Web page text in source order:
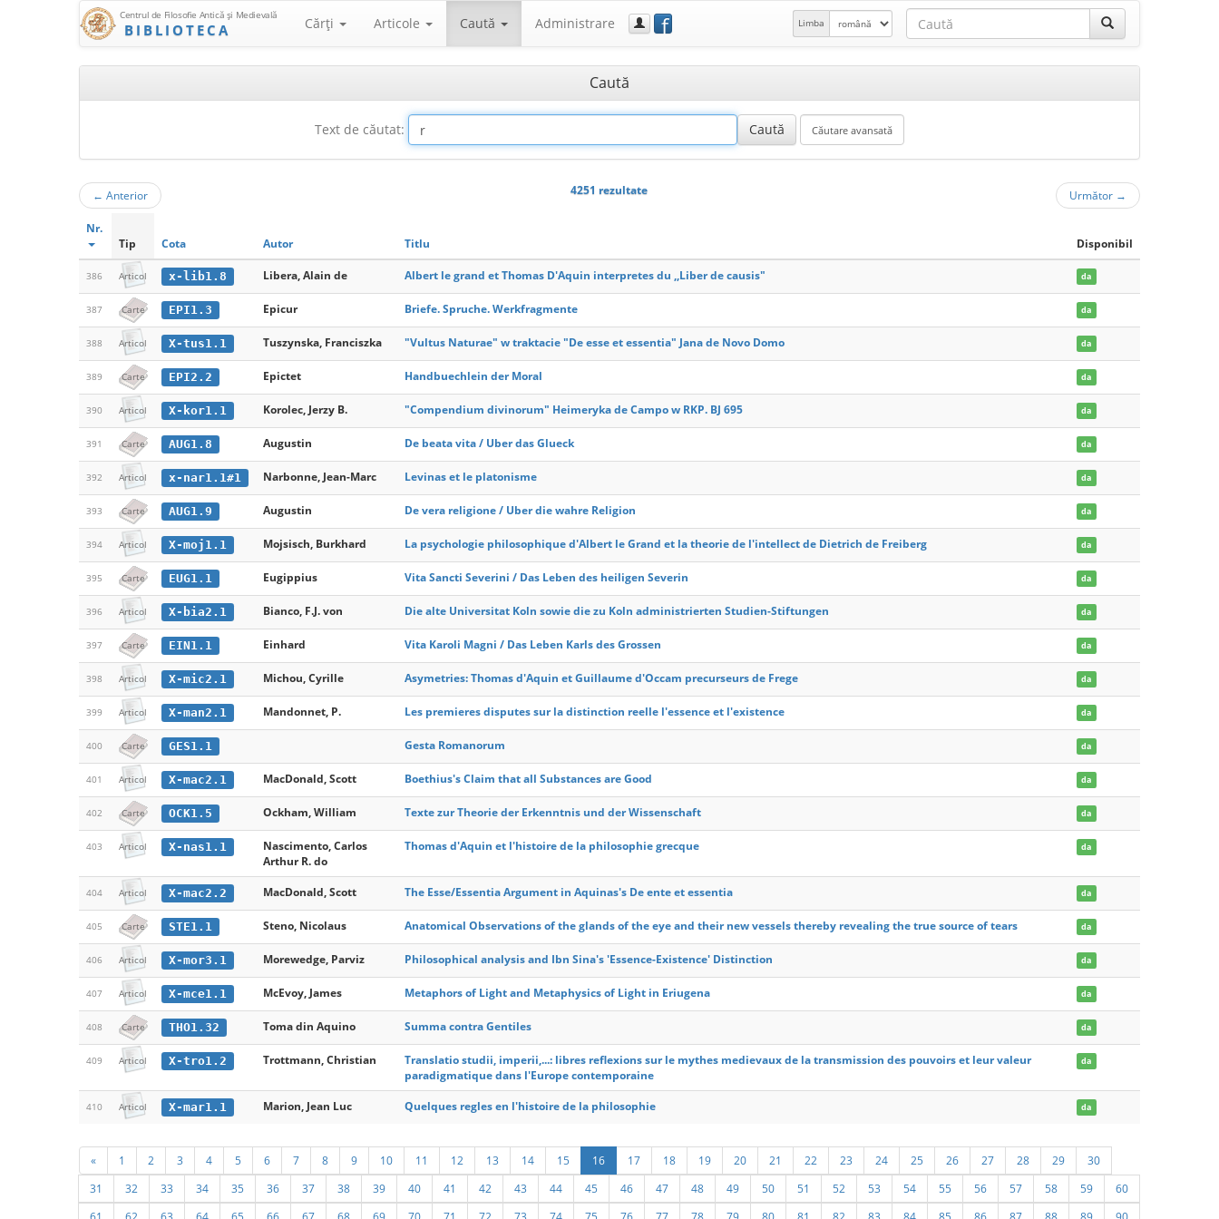
Centrul de Filosofie Antică şi Medievală
BIBLIOTECA Cărţi Articole Caută Administrare f Limba
Caută
Text de căutat:
← Anterior 4251 rezultate Următor →
Nr.
Tip
Cota Autor Titlu Disponibil
386 Articol x-lib1.8 Libera, Alain de Albert le grand et Thomas D'Aquin interpretes du ,,Liber de causis" da
387 Carte EPI1.3 Epicur Briefe. Spruche. Werkfragmente da
388 Articol X-tus1.1 Tuszynska, Franciszka "Vultus Naturae" w traktacie "De esse et essentia" Jana de Novo Domo da
389 Carte EPI2.2 Epictet Handbuechlein der Moral da
390 Articol X-kor1.1 Korolec, Jerzy B. "Compendium divinorum" Heimeryka de Campo w RKP. BJ 695 da
391 Carte AUG1.8 Augustin De beata vita / Uber das Glueck da
392 Articol x-nar1.1#1 Narbonne, Jean-Marc Levinas et le platonisme da
393 Carte AUG1.9 Augustin De vera religione / Uber die wahre Religion da
394 Articol X-moj1.1 Mojsisch, Burkhard La psychologie philosophique d'Albert le Grand et la theorie de l'intellect de Dietrich de Freiberg da
395 Carte EUG1.1 Eugippius Vita Sancti Severini / Das Leben des heiligen Severin da
396 Articol X-bia2.1 Bianco, F.J. von Die alte Universitat Koln sowie die zu Koln administrierten Studien-Stiftungen da
397 Carte EIN1.1 Einhard Vita Karoli Magni / Das Leben Karls des Grossen da
398 Articol X-mic2.1 Michou, Cyrille Asymetries: Thomas d'Aquin et Guillaume d'Occam precurseurs de Frege da
399 Articol X-man2.1 Mandonnet, P. Les premieres disputes sur la distinction reelle l'essence et l'existence da
400 Carte GES1.1 Gesta Romanorum da
401 Articol X-mac2.1 MacDonald, Scott Boethius's Claim that all Substances are Good da
402 Carte OCK1.5 Ockham, William Texte zur Theorie der Erkenntnis und der Wissenschaft da
403 Articol X-nas1.1
Nascimento, Carlos
Arthur R. do
Thomas d'Aquin et l'histoire de la philosophie grecque da
404 Articol X-mac2.2 MacDonald, Scott The Esse/Essentia Argument in Aquinas's De ente et essentia da
405 Carte STE1.1 Steno, Nicolaus Anatomical Observations of the glands of the eye and their new vessels thereby revealing the true source of tears da
406 Articol X-mor3.1 Morewedge, Parviz Philosophical analysis and Ibn Sina's 'Essence-Existence' Distinction da
407 Articol X-mce1.1 McEvoy, James Metaphors of Light and Metaphysics of Light in Eriugena da
408 Carte THO1.32 Toma din Aquino Summa contra Gentiles da
409 Articol X-tro1.2 Trottmann, Christian
Translatio studii, imperii,...: libres reflexions sur le mythes medievaux de la transmission des pouvoirs et leur valeur
paradigmatique dans l'Europe contemporaine
da
410 Articol X-mar1.1 Marion, Jean Luc Quelques regles en l'histoire de la philosophie da
« 1 2 3 4 5 6 7 8 9 10 11 12 13 14 15 16 17 18 19 20 21 22 23 24 25 26 27 28 29
30
31
32 33 34 35 36 37 38 39 40 41 42 43 44 45 46 47 48 49 50 51 52 53 54 55 56 57 58 59
60